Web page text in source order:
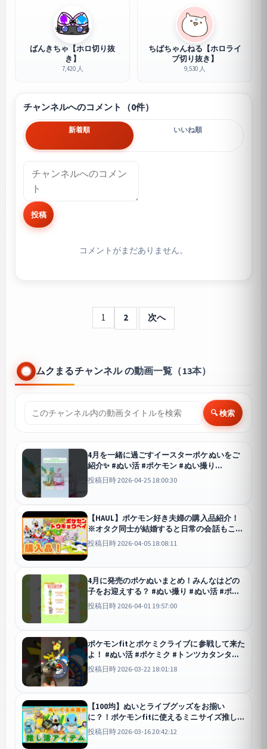
ばんきちゃ【ホロ切り抜
き】
7,420 人
ちばちゃんねる【ホロライ
ブ切り抜き】
9,530 人
チャンネルへのコメント（0件）
新着順 いいね順
投稿
コメントがまだありません。
1 2 次へ
ムクまるチャンネル の動画一覧（13本）
🔍 検索
4月を一緒に過ごすイースターポケぬいをご
紹介✨️ #ぬい活 #ポケモン #ぬい撮り
#pokemon
投稿日時 2026-04-25 18:00:30
【HAUL】ポケモン好き夫婦の購入品紹介！
※オタク同士が結婚すると日常の会話もこん
な感じです
投稿日時 2026-04-05 18:08:11
4月に発売のポケぬいまとめ！みんなはどの
子をお迎えする？ #ぬい撮り #ぬい活 #ポケ
モン #pokemon #新商品
投稿日時 2026-04-01 19:57:00
ポケモンfitとポケミクライブに参戦して来た
よ！ #ぬい活 #ポケミク #トンツカタンタン
#ポケモン
投稿日時 2026-03-22 18:01:18
【100均】ぬいとライブグッズをお揃い
に？！ポケモンfitに使えるミニサイズ推し活
アイテム紹介！
投稿日時 2026-03-16 20:42:12